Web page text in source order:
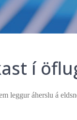
í
leggur áherslu á